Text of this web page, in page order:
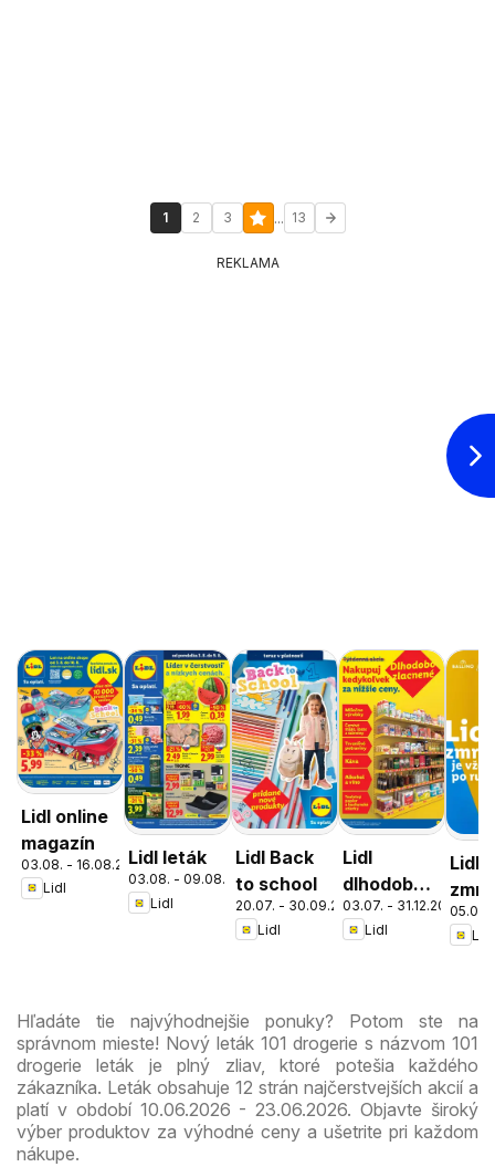
1 2 3 ... 13
REKLAMA
Lidl online
magazín
03.08. - 16.08.2026
Lidl
Lidl leták
03.08. - 09.08.2026
Lidl
Lidl Back
to school
20.07. - 30.09.2026
Lidl
Lidl
dlhodobo
zlacnené
03.07. - 31.12.2026
Lidl
Lidl
05.05.
Lidl
Hľadáte tie najvýhodnejšie ponuky? Potom ste na
správnom mieste! Nový leták 101 drogerie s názvom 101
drogerie leták je plný zliav, ktoré potešia každého
zákazníka. Leták obsahuje 12 strán najčerstvejších akcií a
platí v období 10.06.2026 - 23.06.2026. Objavte široký
výber produktov za výhodné ceny a ušetrite pri každom
nákupe.